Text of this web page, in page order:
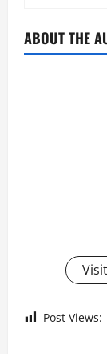
ABOUT THE
Post Views: